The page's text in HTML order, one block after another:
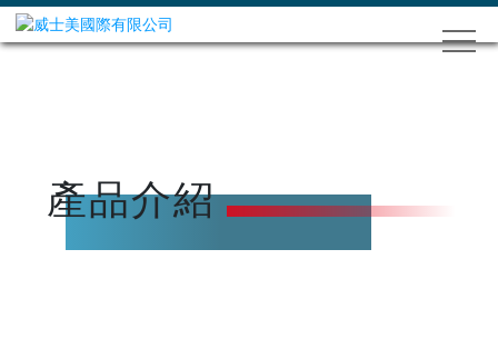
產品介紹